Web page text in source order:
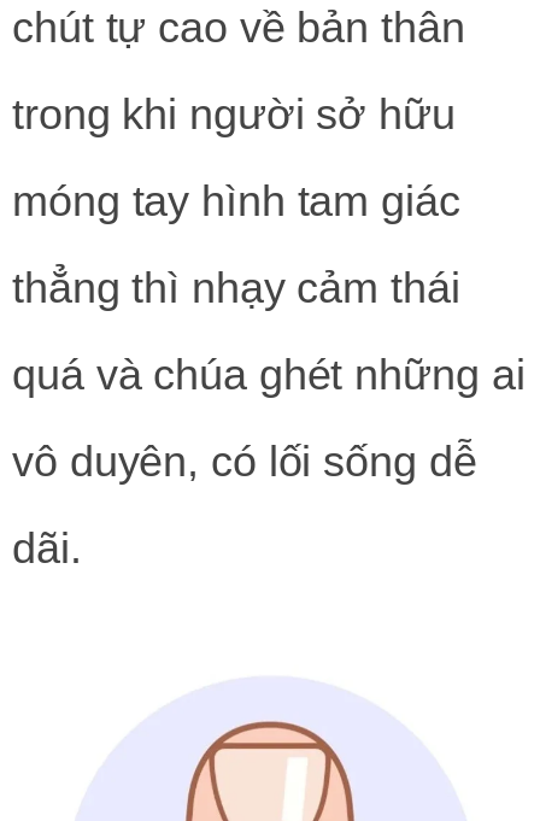
chút tự cao về bản thân
trong khi người sở hữu
móng tay hình tam giác
thẳng thì nhạy cảm thái
quá và chúa ghét những ai
vô duyên, có lối sống dễ
dãi.